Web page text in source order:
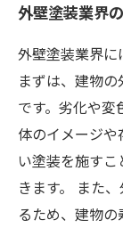
外壁塗装業界
外壁塗装業界に
まずは、建物
です。劣化や
体のイメージ
い塗装を施す
きます。 また
るため、建物の